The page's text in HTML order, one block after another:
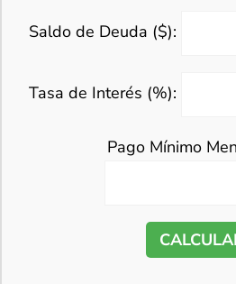
Saldo de Deuda ($):
Tasa de Interés (%):
Pago Mínimo